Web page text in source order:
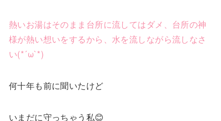
熱いお湯はそのまま台所に流してはダメ、台所の神
様が熱い想いをするから、水を流しながら流しなさ
い(*´ω`*)
何十年も前に聞いたけど
いまだに守っちゃう私😊